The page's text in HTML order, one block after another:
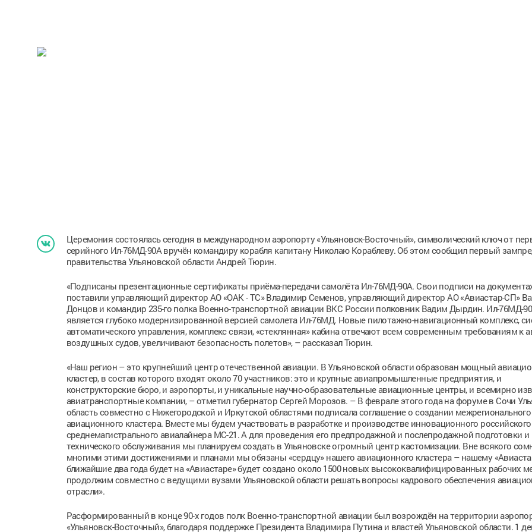
Церемония состоялась сегодня в международном аэропорту «Ульяновск-Восточный», символический ключ от
серийного Ил-76МД-90А вручён командиру корабля капитану Николаю Кораблеву. Об этом сообщил первый
правительства Ульяновской области Андрей Тюрин.
«Подписаны презентационные сертификаты приёма-передачи самолёта Ил-76МД-90А. Свои подписи на
поставили управляющий директор АО «ОАК - ТС» Владимир Семенов, управляющий директор АО «Авиастар-СП»
Донцов и командир 235-го полка Военно-транспортной авиации ВКС России полковник Вадим Дырдин. Ил-76МД-
является глубоко модернизированной версией самолета Ил-76МД. Новые пилотажно-навигационный комплекс,
автоматического управления, комплекс связи, «стеклянная» кабина отвечают всем современным требованиям к
воздушных судов, увеличивают безопасность полетов», – рассказал Тюрин.
«Наш регион – это крупнейший центр отечественной авиации. В Ульяновской области образован мощный
кластер, в состав которого входят около 70 участников: это и крупные авиапромышленные предприятия, и
конструкторские бюро, и аэропорты, и уникальные научно-образовательные авиационные центры, и всемирно
авиатранспортные компании, – отметил губернатор Сергей Морозов. – В феврале этого года на форуме в Сочи
область совместно с Нижегородской и Иркутской областями подписала соглашение о создании межрегионального
авиационного кластера. Вместе мы будем участвовать в разработке и производстве инновационного российского
среднемагистрального авиалайнера МС-21. А для проведения его предпродажной и послепродажной подготовки и
технического обслуживания мы планируем создать в Ульяновске огромный центр кастомизации. Вне всякого
многими этими достижениями и планами мы обязаны «сердцу» нашего авиационного кластера – нашему
ближайшие два года будет на «Авиастаре» будет создано около 1500 новых высококвалифицированных рабочих
продолжим совместно с ведущими вузами Ульяновской области решать вопросы кадрового обеспечения
отрасли».
Расформированный в конце 90-х годов полк Военно-транспортной авиации был возрождён на территории
«Ульяновск-Восточный», благодаря поддержке Президента Владимира Путина и властей Ульяновской области. 1